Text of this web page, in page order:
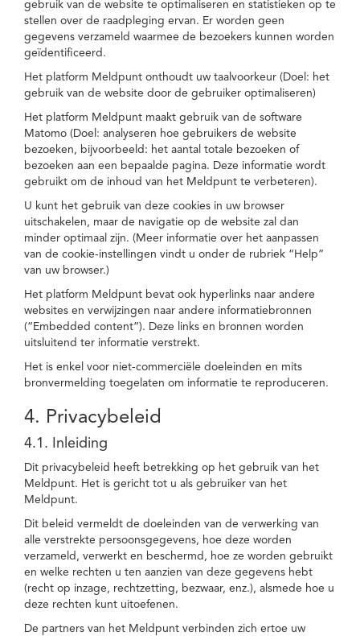
gebruik van de website te optimaliseren en statistieken op te
stellen over de raadpleging ervan. Er worden geen
gegevens verzameld waarmee de bezoekers kunnen worden
geïdentificeerd.
Het platform Meldpunt onthoudt uw taalvoorkeur (Doel: het
gebruik van de website door de gebruiker optimaliseren)
Het platform Meldpunt maakt gebruik van de software
Matomo (Doel: analyseren hoe gebruikers de website
bezoeken, bijvoorbeeld: het aantal totale bezoeken of
bezoeken aan een bepaalde pagina. Deze informatie wordt
gebruikt om de inhoud van het Meldpunt te verbeteren).
U kunt het gebruik van deze cookies in uw browser
uitschakelen, maar de navigatie op de website zal dan
minder optimaal zijn. (Meer informatie over het aanpassen
van de cookie-instellingen vindt u onder de rubriek “Help”
van uw browser.)
Het platform Meldpunt bevat ook hyperlinks naar andere
websites en verwijzingen naar andere informatiebronnen
(“Embedded content”). Deze links en bronnen worden
uitsluitend ter informatie verstrekt.
Het is enkel voor niet-commerciële doeleinden en mits
bronvermelding toegelaten om informatie te reproduceren.
4. Privacybeleid
4.1. Inleiding
Dit privacybeleid heeft betrekking op het gebruik van het
Meldpunt. Het is gericht tot u als gebruiker van het
Meldpunt.
Dit beleid vermeldt de doeleinden van de verwerking van
alle verstrekte persoonsgegevens, hoe deze worden
verzameld, verwerkt en beschermd, hoe ze worden gebruikt
en welke rechten u ten aanzien van deze gegevens hebt
(recht op inzage, rechtzetting, bezwaar, enz.), alsmede hoe u
deze rechten kunt uitoefenen.
De partners van het Meldpunt verbinden zich ertoe uw